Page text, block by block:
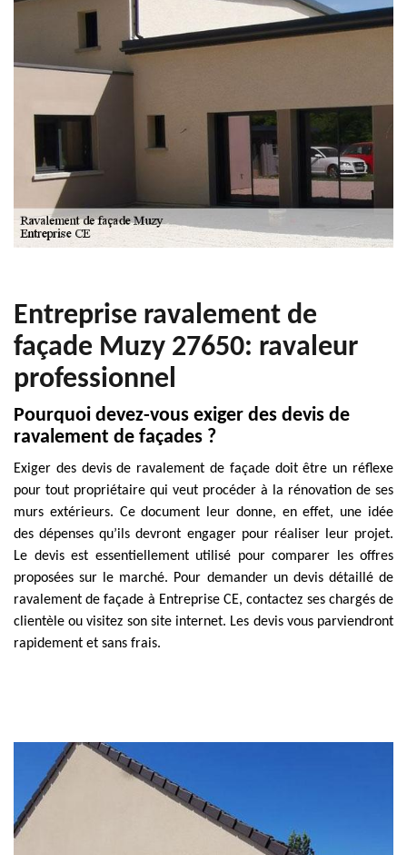
Entreprise ravalement de
façade Muzy 27650: ravaleur
professionnel
Pourquoi devez-vous exiger des devis de
ravalement de façades ?
Exiger des devis de ravalement de façade doit être un réflexe
pour tout propriétaire qui veut procéder à la rénovation de ses
murs extérieurs. Ce document leur donne, en effet, une idée
des dépenses qu’ils devront engager pour réaliser leur projet.
Le devis est essentiellement utilisé pour comparer les offres
proposées sur le marché. Pour demander un devis détaillé de
ravalement de façade à Entreprise CE, contactez ses chargés de
clientèle ou visitez son site internet. Les devis vous parviendront
rapidement et sans frais.